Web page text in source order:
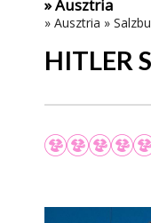
» Ausztria
» Ausztria »
HITLER